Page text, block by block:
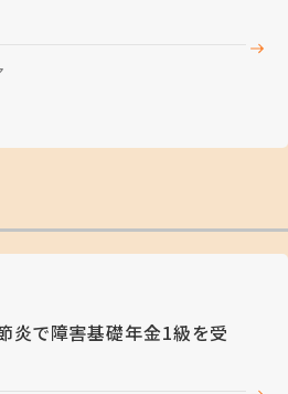
炎で障害基礎年金1級を受